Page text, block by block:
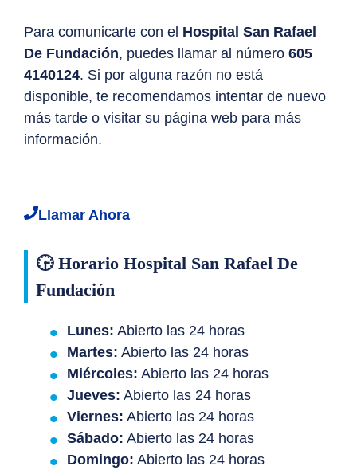
Para comunicarte con el Hospital San Rafael
De Fundación, puedes llamar al número 605
4140124. Si por alguna razón no está
disponible, te recomendamos intentar de nuevo
más tarde o visitar su página web para más
información.
Llamar Ahora
🕞 Horario Hospital San Rafael De
Fundación
Lunes: Abierto las 24 horas
Martes: Abierto las 24 horas
Miércoles: Abierto las 24 horas
Jueves: Abierto las 24 horas
Viernes: Abierto las 24 horas
Sábado: Abierto las 24 horas
Domingo: Abierto las 24 horas